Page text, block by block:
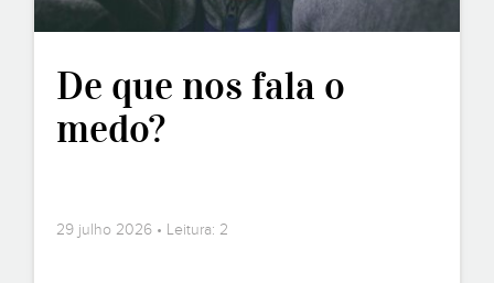
De que nos fala o
medo?
29 julho 2026 • Leitura: 2